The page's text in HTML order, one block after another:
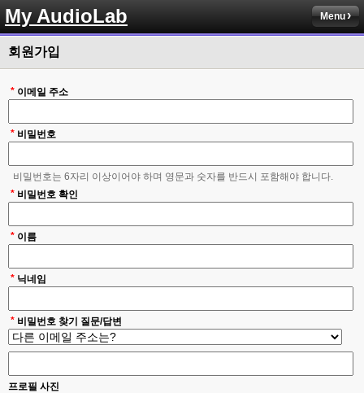
My AudioLab Menu
회원가입
이메일 주소
*
비밀번호
*
비밀번호는 6자리 이상이어야 하며 영문과 숫자를 반드시 포함해야 합니다.
비밀번호 확인
*
* 이름
* 닉네임
* 비밀번호 찾기 질문/답변
프로필 사진